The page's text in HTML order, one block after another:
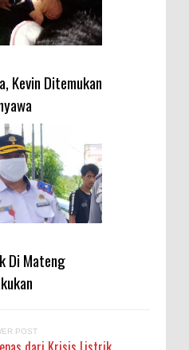
Kevin Ditemukan
Di Mateng
POST